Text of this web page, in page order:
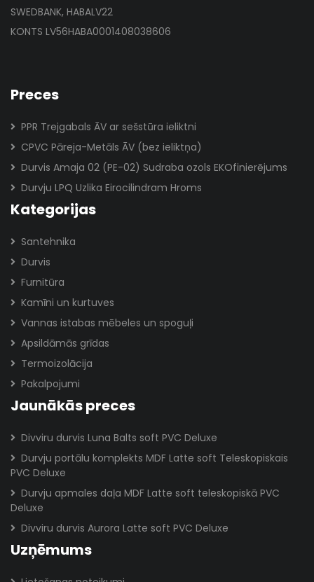
SWEDBANK, HABALV22
KONTS LV56HABA0001408038606
Preces
PPR Trejgabals ĀV ar sešstūra ieliktni
CPVC Pāreja-Metāls ĀV (bez ieliktņa)
Durvis Amaja 02 (PE-02) Sudraba ozols EKOfinierējums
Durvju LPQ Uzlika Eirocilindram Hroms
Kategorijas
Santehnika
Durvis
Furnitūra
Kamīni un kurtuves
Vannas istabas mēbeles un spoguļi
Apsildāmās grīdas
Termoizolācija
Pakalpojumi
Jaunākās preces
Divviru durvis Luna Balts soft PVC Deluxe
Durvju portālu komplekts MDF Latte soft Teleskopiskais
PVC Deluxe
Durvju apmales daļa MDF Latte soft teleskopiskā PVC
Deluxe
Divviru durvis Aurora Latte soft PVC Deluxe
Uzņēmums